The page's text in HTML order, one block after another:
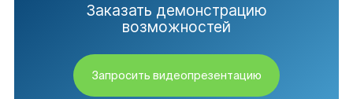
Заказать демонстрацию
возможностей
Запросить видеопрезентацию